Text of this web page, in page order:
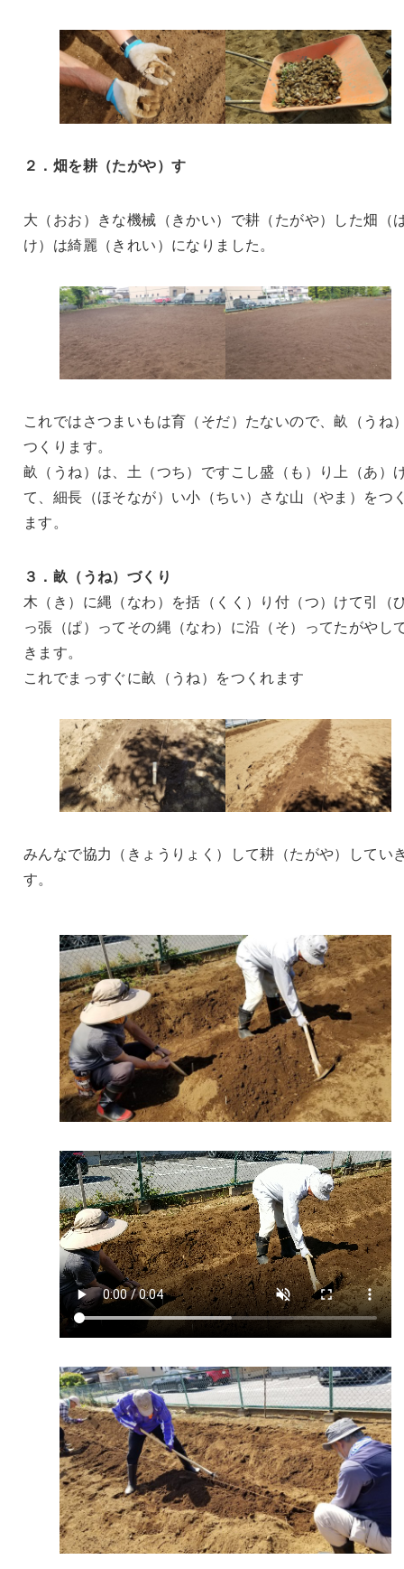
２．畑を耕（たがや）す
大（おお）きな機械（きかい）で耕（たがや）した畑（
け）は綺麗（きれい）になりました。
これではさつまいもは育（そだ）たないので、畝（うね
つくります。
畝（うね）は、土（つち）ですこし盛（も）り上（あ）
て、細長（ほそなが）い小（ちい）さな山（やま）をつ
ます。
３．畝（うね）づくり
木（き）に縄（なわ）を括（くく）り付（つ）けて引（
っ張（ぱ）ってその縄（なわ）に沿（そ）ってたがやし
きます。
これでまっすぐに畝（うね）をつくれます
みんなで協力（きょうりょく）して耕（たがや）してい
す。